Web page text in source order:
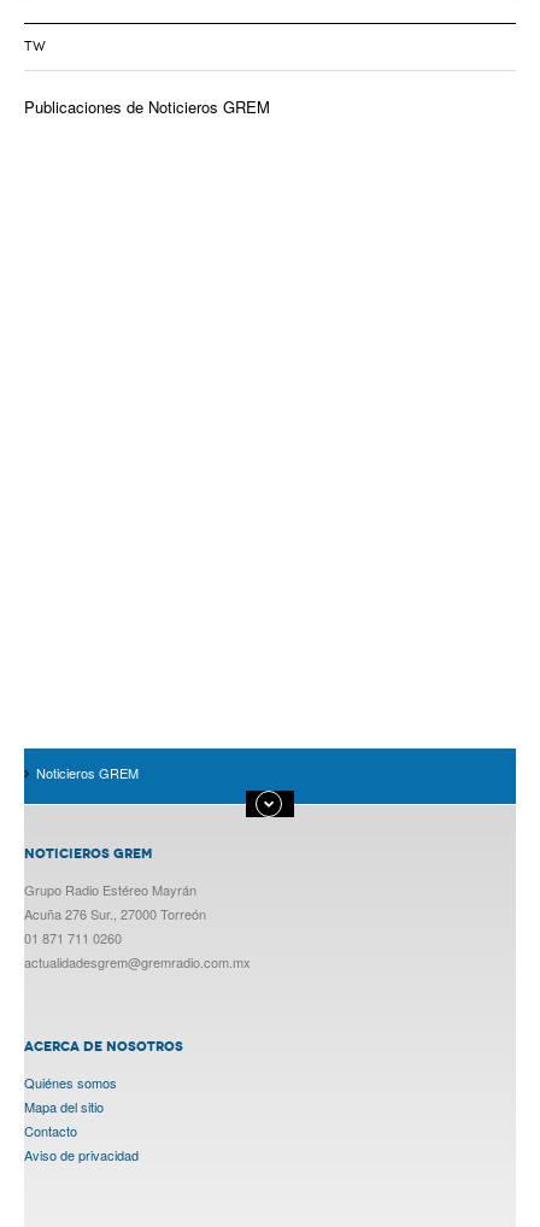
TW
Publicaciones de Noticieros GREM
Noticieros GREM
NOTICIEROS GREM
Grupo Radio Estéreo Mayrán
Acuña 276 Sur., 27000 Torreón
01 871 711 0260
actualidadesgrem@gremradio.com.mx
ACERCA DE NOSOTROS
Quiénes somos
Mapa del sitio
Contacto
Aviso de privacidad